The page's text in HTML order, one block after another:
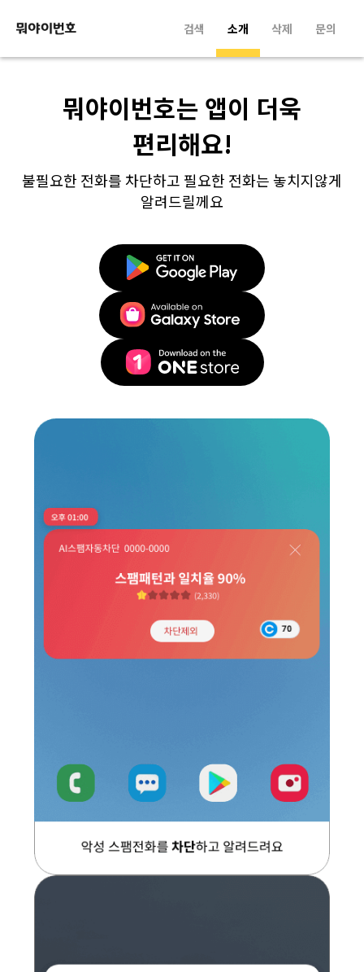
검색 소개 삭제 문의
뭐야이번호는 앱이 더욱
편리해요!
불필요한 전화를 차단하고 필요한 전화는 놓치지않게
알려드릴께요